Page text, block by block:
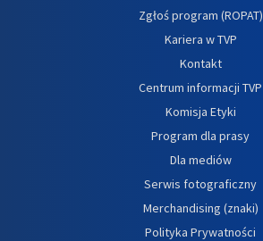
Zgłoś program (ROPAT)
Kariera w TVP
Kontakt
Centrum informacji TVP
Komisja Etyki
Program dla prasy
Dla mediów
Serwis fotograficzny
Merchandising (znaki)
Polityka Prywatności